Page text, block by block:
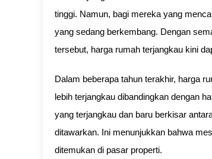
tinggi. Namun, bagi mereka yang
yang sedang berkembang. Dengan
tersebut, harga rumah terjangkau kini
Dalam beberapa tahun terakhir, harga
lebih terjangkau dibandingkan dengan
yang terjangkau dan baru berkisar
ditawarkan. Ini menunjukkan bahwa
ditemukan di pasar properti.